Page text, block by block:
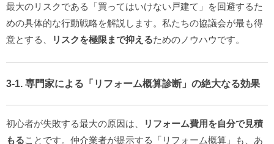
最大のリスクである「買ってはいけない戸建て」を回避するた
めの具体的な行動戦略を解説します。私たちの協議会が最も得
意とする、
リスクを極限まで抑えるためのノウハウです。
3-1. 専門家による「リフォーム概算診断」の絶大なる効果
初心者が失敗する最大の原因は、
リフォーム費用を自分で見積
もることです。仲介業者が提示する「リフォーム概算」も、あ